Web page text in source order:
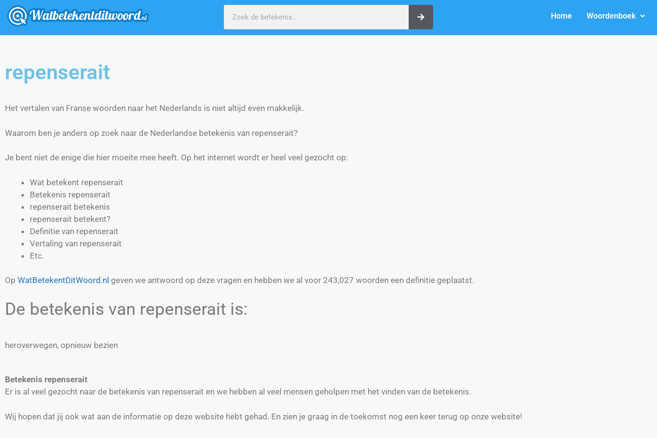
Home Woordenboek
repenserait
Het vertalen van Franse woorden naar het Nederlands is niet altijd even makkelijk.
Waarom ben je anders op zoek naar de Nederlandse betekenis van repenserait?
Je bent niet de enige die hier moeite mee heeft. Op het internet wordt er heel veel gezocht op:
Wat betekent repenserait
Betekenis repenserait
repenserait betekenis
repenserait betekent?
Definitie van repenserait
Vertaling van repenserait
Etc.
Op WatBetekentDitWoord.nl geven we antwoord op deze vragen en hebben we al voor 243,027 woorden een definitie geplaatst.
De betekenis van repenserait is:
heroverwegen, opnieuw bezien
Betekenis repenserait
Er is al veel gezocht naar de betekenis van repenserait en we hebben al veel mensen geholpen met het vinden van de betekenis.
Wij hopen dat jij ook wat aan de informatie op deze website hebt gehad. En zien je graag in de toekomst nog een keer terug op onze website!